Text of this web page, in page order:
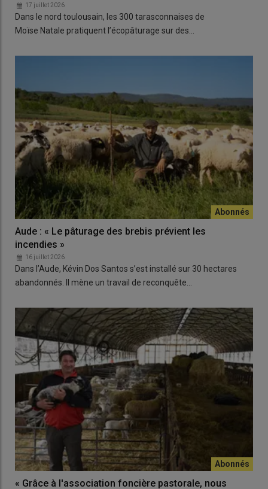
17 juillet 2026
Dans le nord toulousain, les 300 tarasconnaises de
Moïse Natale pratiquent l’écopâturage sur des…
Aude : « Le pâturage des brebis prévient les
incendies »
16 juillet 2026
Dans l’Aude, Kévin Dos Santos s’est installé sur 30 hectares
abandonnés. Il mène un travail de reconquête…
« Grâce à l'association foncière pastorale, nous